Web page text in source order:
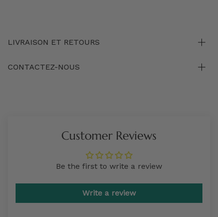
LIVRAISON ET RETOURS
CONTACTEZ-NOUS
Customer Reviews
Be the first to write a review
Write a review